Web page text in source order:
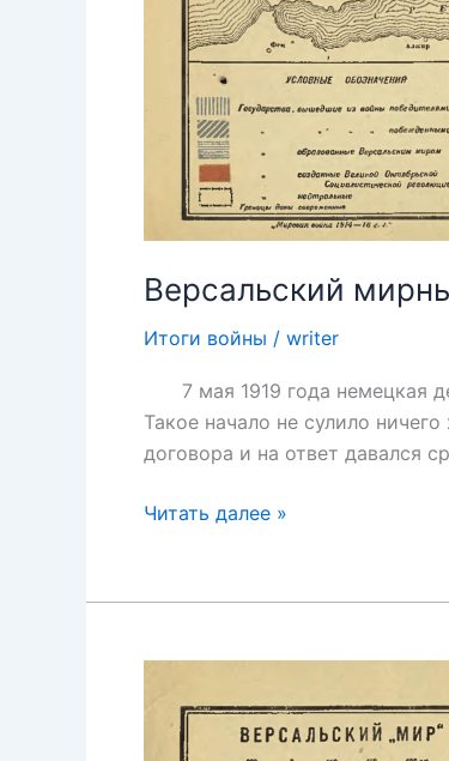
Версальский
Итоги войны / writer
7 мая 1919 года немецкая
Такое начало не сулило
договора и на ответ давался
Версальский
Читать далее »